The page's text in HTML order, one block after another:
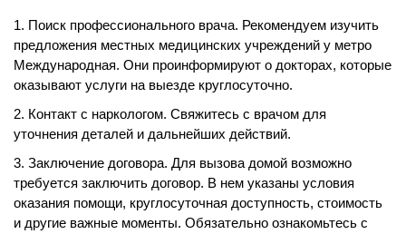
Поиск профессионального врача. Рекомендуем изучить
предложения местных медицинских учреждений у метро
Международная. Они проинформируют о докторах, которые
оказывают услуги на выезде круглосуточно.
Контакт с наркологом. Свяжитесь с врачом для
уточнения деталей и дальнейших действий.
Заключение договора. Для вызова домой возможно
требуется заключить договор. В нем указаны условия
оказания помощи, круглосуточная доступность, стоимость
и другие важные моменты. Обязательно ознакомьтесь с